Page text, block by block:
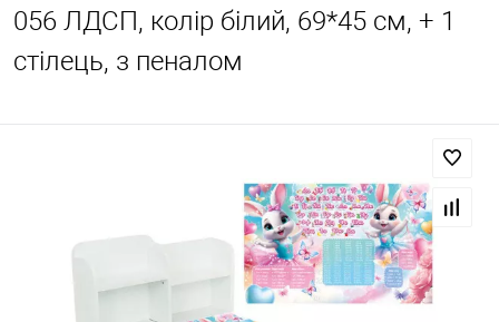
056 ЛДСП, колір білий, 69*45 см, + 1
стілець, з пеналом